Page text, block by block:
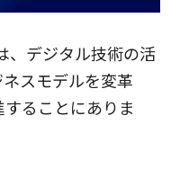
、デジタル技術の活
スモデルを変革
ることにありま